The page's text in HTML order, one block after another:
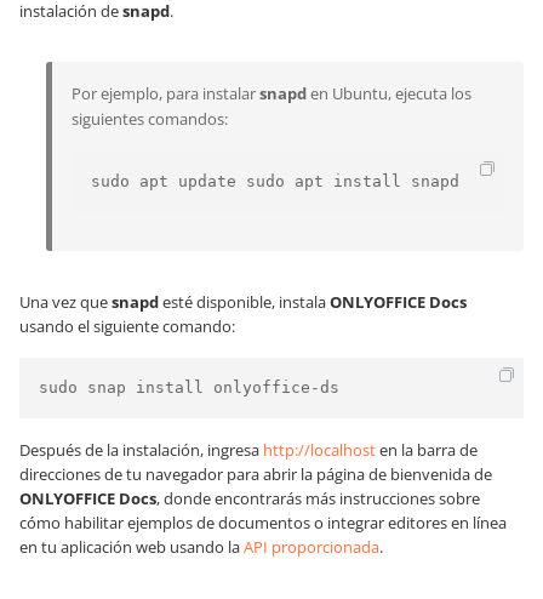
instalación desnapd.
Por ejemplo, para instalarsnapden Ubuntu, ejecuta los
siguientes comandos:
sudo apt update sudo apt install snapd
Una vez quesnapdesté disponible, instalaONLYOFFICE Docs
usando el siguiente comando:
sudo snap install onlyoffice-ds
Después de la instalación, ingresa http://localhosten la barra de
direcciones de tu navegador para abrir la página de bienvenida de
ONLYOFFICE Docs, donde encontrarás más instrucciones sobre
cómo habilitar ejemplos de documentos o integrar editores en línea
en tu aplicación web usando laAPI proporcionada.